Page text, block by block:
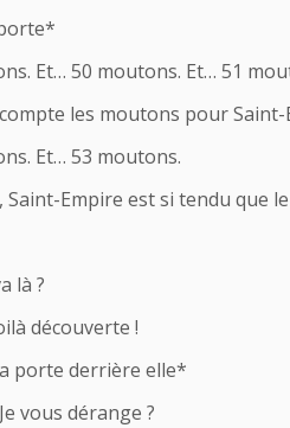
Et… 50 moutons. Et… 51
les moutons pour
Et… 53 moutons.
Saint-Empire est si tendu que
là ?
découverte !
porte derrière elle*
vous dérange ?